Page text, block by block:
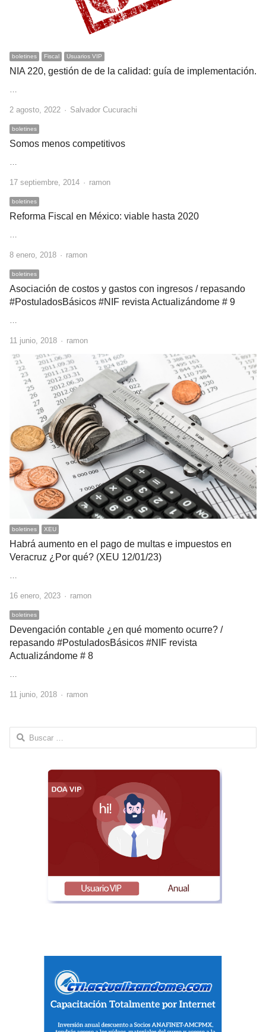
boletines Fiscal Usuarios VIP
NIA 220, gestión de de la calidad: guía de implementación.
2 agosto, 2022 Author
Salvador Cucurachi
boletines
Somos menos competitivos
17 septiembre, 2014 Author
ramon
boletines
Reforma Fiscal en México: viable hasta 2020
8 enero, 2018 Author
ramon
boletines
Asociación de costos y gastos con ingresos / repasando
#PostuladosBásicos #NIF revista Actualizándome # 9
11 junio, 2018 Author
ramon
boletines XEU
Habrá aumento en el pago de multas e impuestos en
Veracruz ¿Por qué? (XEU 12/01/23)
…
16 enero, 2023 Author
ramon
boletines
Devengación contable ¿en qué momento ocurre? /
repasando #PostuladosBásicos #NIF revista
Actualizándome # 8
…
11 junio, 2018 Author
ramon
Buscar: